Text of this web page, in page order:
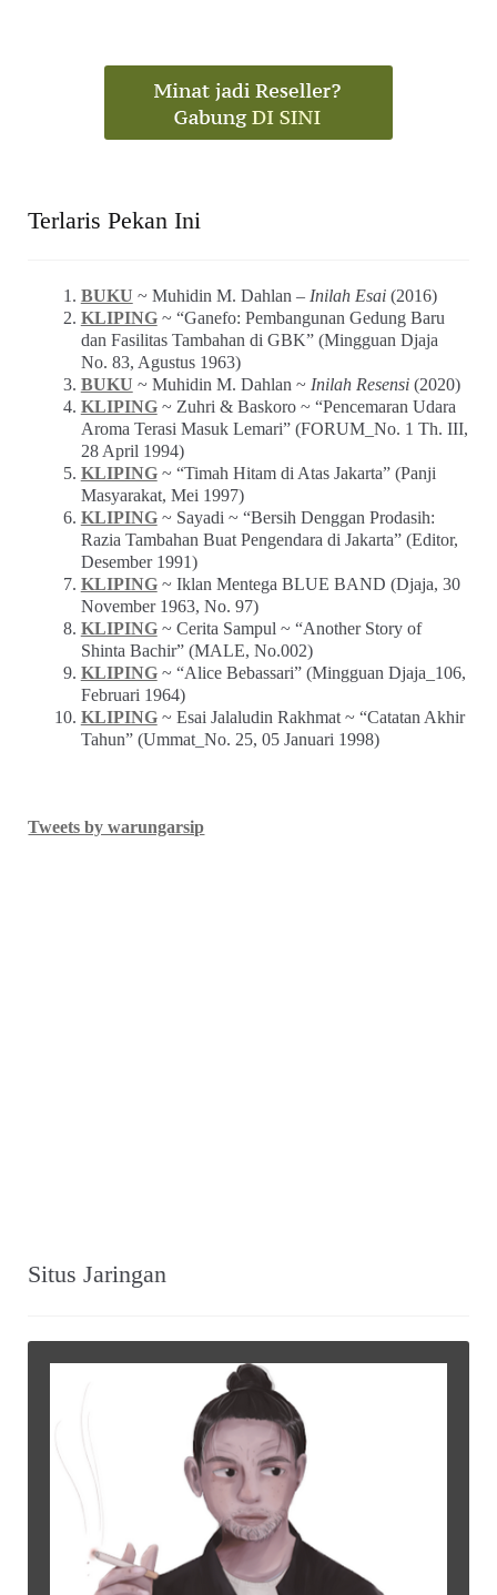
Terlaris Pekan Ini
BUKU ~ Muhidin M. Dahlan – Inilah Esai(2016)
KLIPING~ “Ganefo: Pembangunan Gedung Baru
dan Fasilitas Tambahan di GBK” (Mingguan Djaja
No. 83, Agustus 1963)
BUKU ~ Muhidin M. Dahlan ~ Inilah Resensi(2020)
KLIPING~ Zuhri & Baskoro ~ “Pencemaran Udara
Aroma Terasi Masuk Lemari” (FORUM_No. 1 Th. III,
28 April 1994)
KLIPING~ “Timah Hitam di Atas Jakarta” (Panji
Masyarakat, Mei 1997)
KLIPING~ Sayadi ~ “Bersih Denggan Prodasih:
Razia Tambahan Buat Pengendara di Jakarta” (Editor,
Desember 1991)
KLIPING~ Iklan Mentega BLUE BAND (Djaja, 30
November 1963, No. 97)
KLIPING~ Cerita Sampul ~ “Another Story of
Shinta Bachir” (MALE, No.002)
KLIPING~ “Alice Bebassari” (Mingguan Djaja_106,
Februari 1964)
KLIPING~ Esai Jalaludin Rakhmat ~ “Catatan Akhir
Tahun” (Ummat_No. 25, 05 Januari 1998)
Tweets by warungarsip
Situs Jaringan